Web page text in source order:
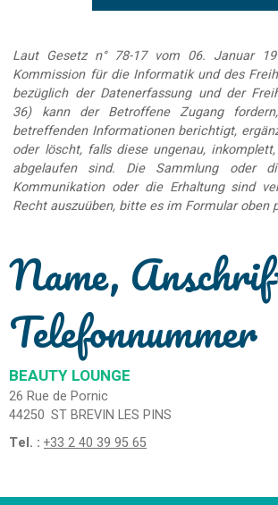
Laut Gesetz n° 78-17 vom 06. Januar
Kommission für die Informatik und des
bezüglich der Datenerfassung und der
36) kann der Betroffene Zugang
betreffenden Informationen berichtigt,
oder löscht, falls diese ungenau,
abgelaufen sind. Die Sammlung oder
Kommunikation oder die Erhaltung sind
Recht auszuüben, bitte es im Formular oben
Name,
Telefonnummer
BEAUTY LOUNGE
26 Rue de Pornic
44250 ST BREVIN LES PINS
Tel. : +33 2 40 39 95 65